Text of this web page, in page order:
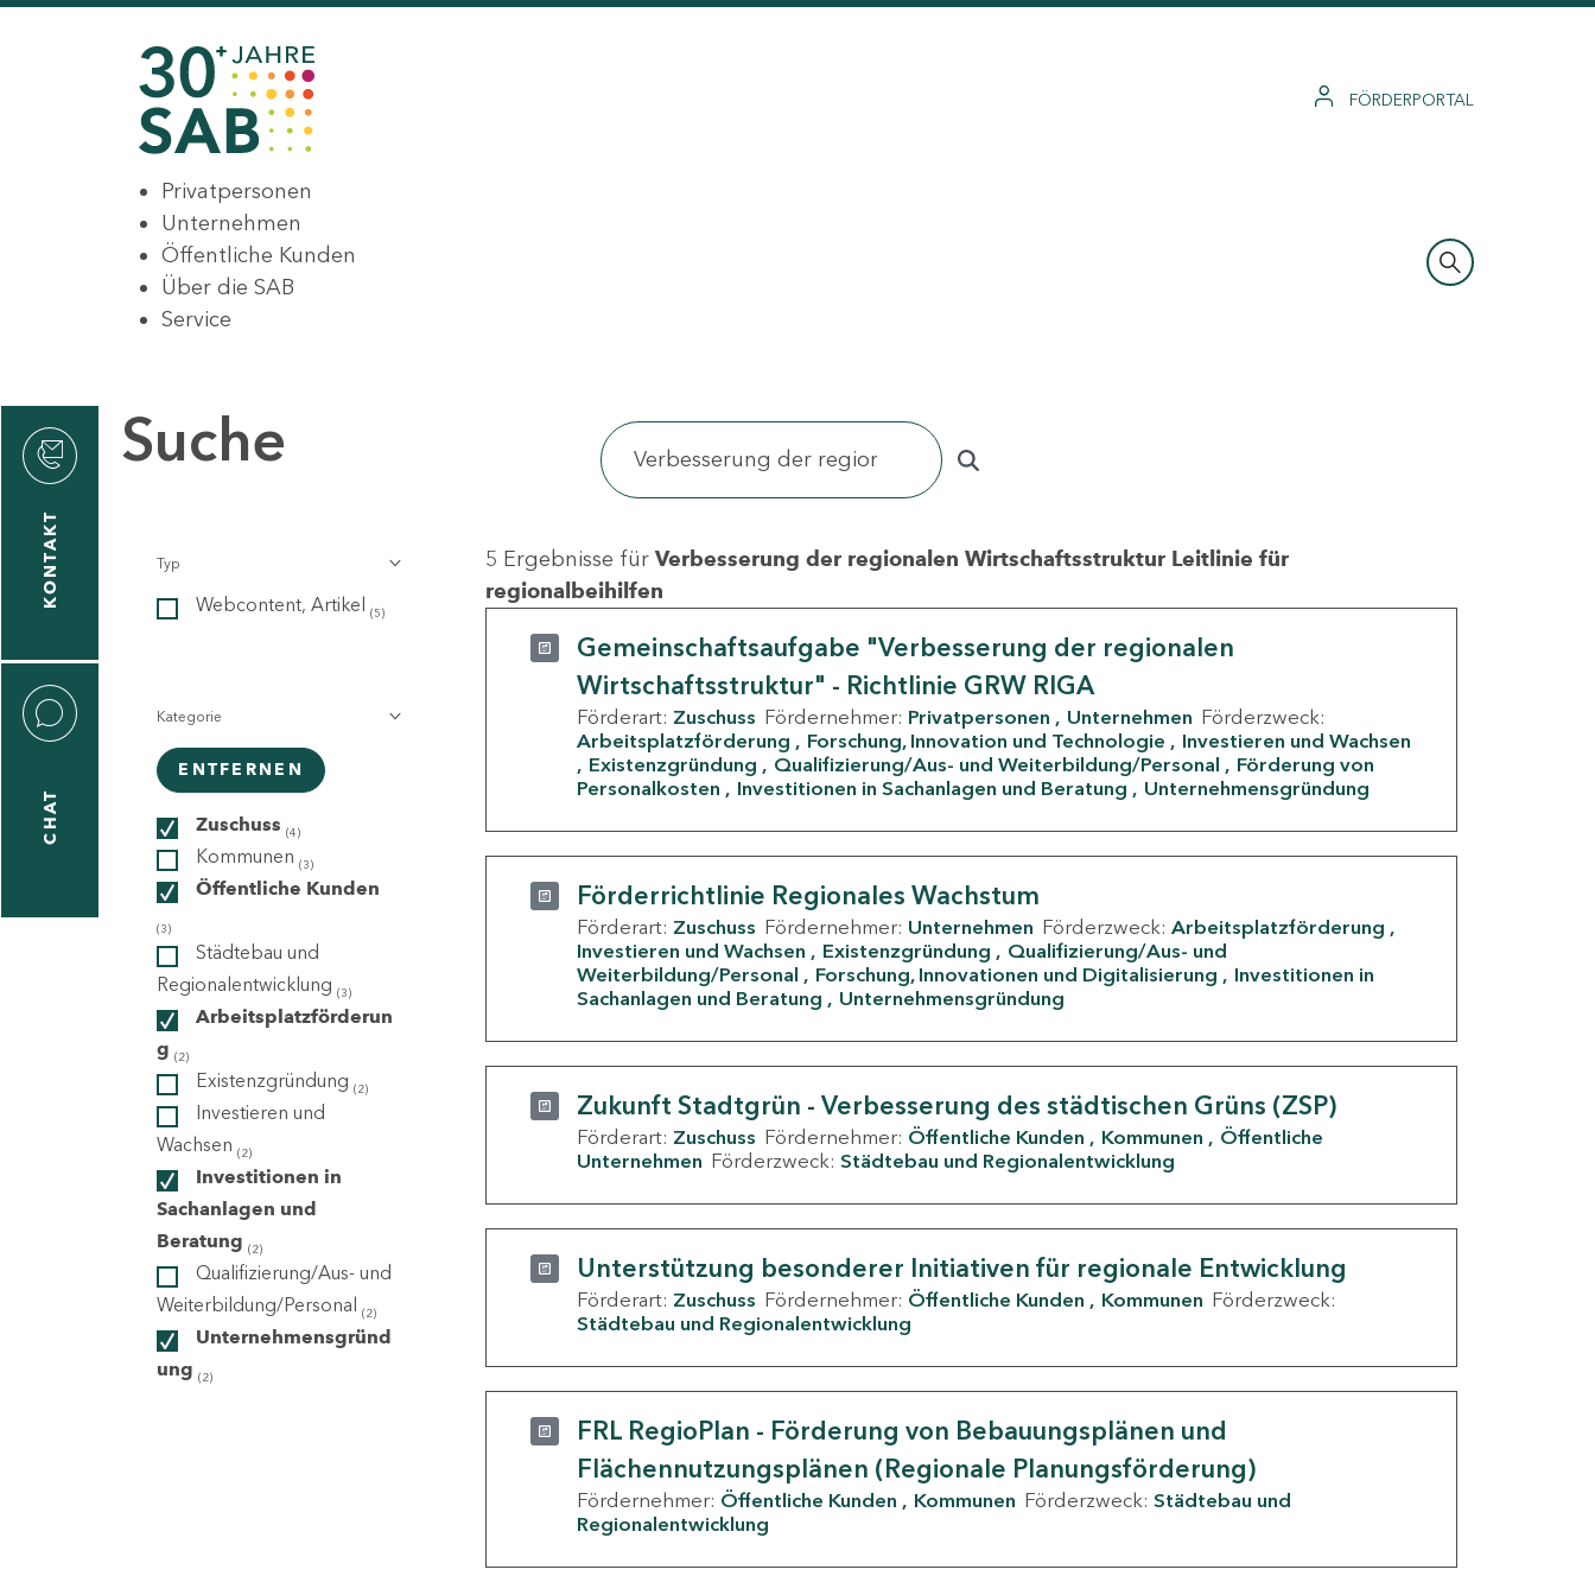
FÖRDERPORTAL
Privatpersonen
Unternehmen
Öffentliche Kunden
Über die SAB
Service
KONTAKT
CHAT
Suche
Typ
Webcontent, Artikel (5)
Kategorie
ENTFERNEN
Zuschuss (4)
Kommunen (3)
Öffentliche Kunden
(3)
Städtebau und
Regionalentwicklung (3)
Arbeitsplatzförderun
g (2)
Existenzgründung (2)
Investieren und
Wachsen (2)
Investitionen in
Sachanlagen und
Beratung (2)
Qualifizierung/Aus- und
Weiterbildung/Personal (2)
Unternehmensgründ
ung (2)
5 Ergebnisse für Verbesserung der regionalen Wirtschaftsstruktur Leitlinie für
regionalbeihilfen
Gemeinschaftsaufgabe "Verbesserung der regionalen
Wirtschaftsstruktur" - Richtlinie GRW RIGA
Förderart: Zuschuss Fördernehmer: Privatpersonen Unternehmen Förderzweck:
Arbeitsplatzförderung
Forschung, Innovation und Technologie
Investieren und Wachsen
Existenzgründung
Qualifizierung/Aus- und Weiterbildung/Personal
Förderung von
Personalkosten
Investitionen in Sachanlagen und Beratung Unternehmensgründung
Förderrichtlinie Regionales Wachstum
Förderart: Zuschuss Fördernehmer: Unternehmen Förderzweck: Arbeitsplatzförderung
Investieren und Wachsen
Existenzgründung
Qualifizierung/Aus- und
Weiterbildung/Personal
Forschung, Innovationen und Digitalisierung
Investitionen in
Sachanlagen und Beratung
Unternehmensgründung
Zukunft Stadtgrün - Verbesserung des städtischen Grüns (ZSP)
Förderart: Zuschuss Fördernehmer: Öffentliche Kunden Kommunen
Öffentliche
Unternehmen Förderzweck: Städtebau und Regionalentwicklung
Unterstützung besonderer Initiativen für regionale Entwicklung
Förderart: Zuschuss Fördernehmer: Öffentliche Kunden Kommunen Förderzweck:
Städtebau und Regionalentwicklung
FRL RegioPlan - Förderung von Bebauungsplänen und
Flächennutzungsplänen (Regionale Planungsförderung)
Fördernehmer: Öffentliche Kunden Kommunen Förderzweck: Städtebau und
Regionalentwicklung